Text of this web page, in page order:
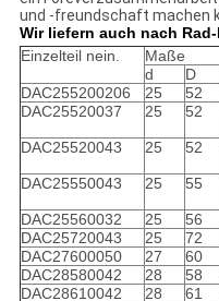
und -freundschaft machen
Wir liefern auch nach
Einzelteil nein.
Maße
d
D
DAC255200206
25 52
DAC25520037
25 52
DAC25520043
25 52
DAC25550043
25 55
DAC25560032
25 56
DAC25720043
25 72
DAC27600050
27 60
DAC28580042
28 58
DAC28610042
28 61